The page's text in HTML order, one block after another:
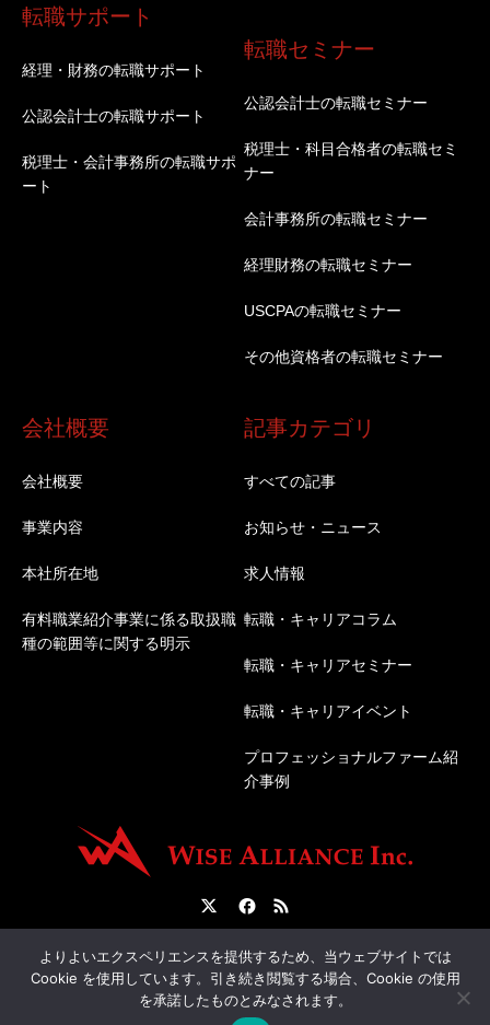
転職サポート
経理・財務の転職サポート
公認会計士の転職サポート
税理士・会計事務所の転職サポ
ート
転職セミナー
公認会計士の転職セミナー
税理士・科目合格者の転職セミ
ナー
会計事務所の転職セミナー
経理財務の転職セミナー
USCPAの転職セミナー
その他資格者の転職セミナー
会社概要
会社概要
事業内容
本社所在地
有料職業紹介事業に係る取扱職
種の範囲等に関する明示
記事カテゴリ
すべての記事
お知らせ・ニュース
求人情報
転職・キャリアコラム
転職・キャリアセミナー
転職・キャリアイベント
プロフェッショナルファーム紹
介事例
経理・税務専門の転職エージェント | 株式会社ワイズアライアンス
よりよいエクスペリエンスを提供するため、当ウェブサイトでは
Cookie を使用しています。引き続き閲覧する場合、Cookie の使用
を承諾したものとみなされます。